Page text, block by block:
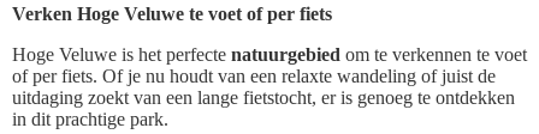
Verken Hoge Veluwe te voet of per fiets
Hoge Veluwe is het perfecte natuurgebied om te verkennen te voet
of per fiets. Of je nu houdt van een relaxte wandeling of juist de
uitdaging zoekt van een lange fietstocht, er is genoeg te ontdekken
in dit prachtige park.